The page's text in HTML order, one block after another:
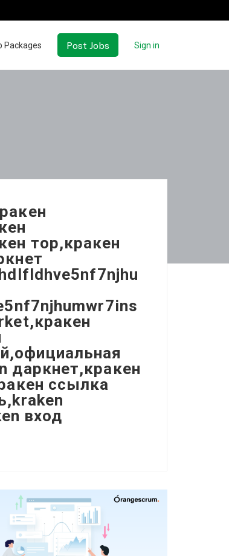
Packages Post Jobs Sign in
тор,кракен
даркнет,кракен
ссылка
вход